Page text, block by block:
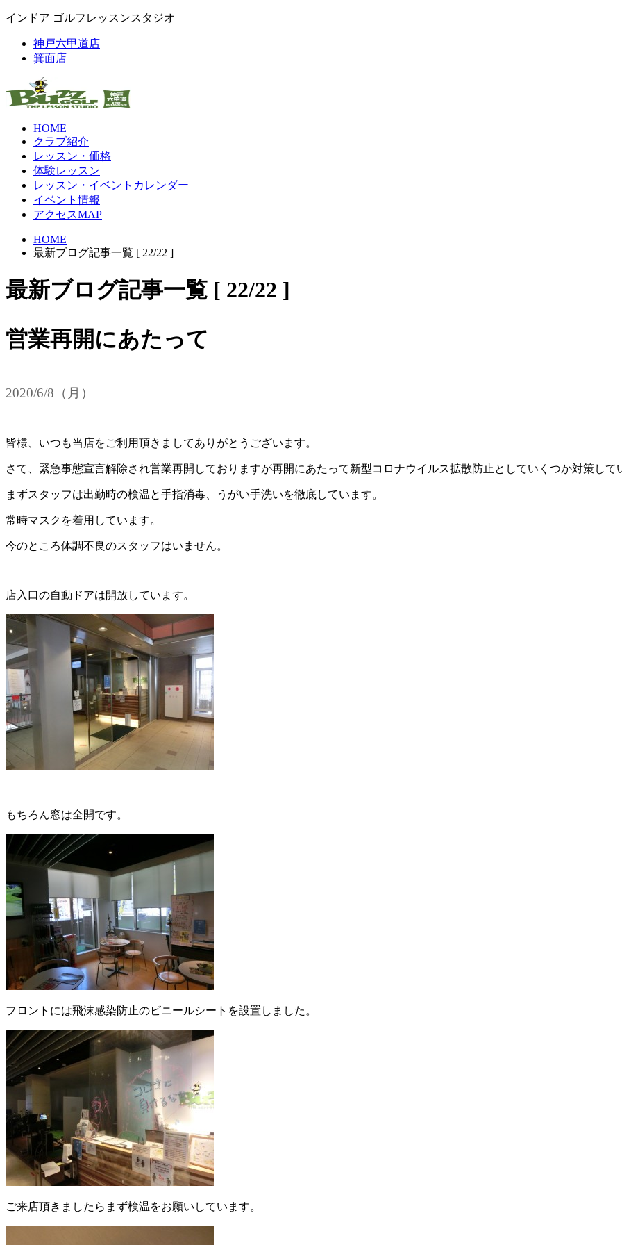
インドア ゴルフレッスンスタジオ
神戸六甲道店
箕面店
HOME
クラブ紹介
レッスン・価格
体験レッスン
レッスン・イベントカレンダー
イベント情報
アクセスMAP
HOME
最新ブログ記事一覧 [ 22/22 ]
最新ブログ記事一覧 [ 22/22 ]
営業再開にあたって
2020/6/8（月）
皆様、いつも当店をご利用頂きましてありがとうございます。
さて、緊急事態宣言解除され営業再開しておりますが再開にあたって新型コロナウイルス拡散防止としていくつか対策して
まずスタッフは出勤時の検温と手指消毒、うがい手洗いを徹底しています。
常時マスクを着用しています。
今のところ体調不良のスタッフはいません。
店入口の自動ドアは開放しています。
もちろん窓は全開です。
フロントには飛沫感染防止のビニールシートを設置しました。
ご来店頂きましたらまず検温をお願いしています。